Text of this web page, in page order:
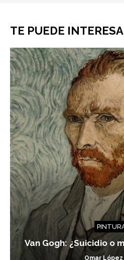
TE PUEDE
Van Gogh: ¿Suicidio o
Omar